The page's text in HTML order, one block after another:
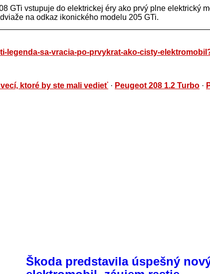
GTi vstupuje do elektrickej éry ako prvý plne elektrický
na odkaz ikonického modelu 205 GTi.
legenda-sa-vracia-po-prvykrat-ako-cisty-
vecí, ktoré by ste mali vedieť · Peugeot 208 1.2 Turbo ·
Škoda predstavila úspešný